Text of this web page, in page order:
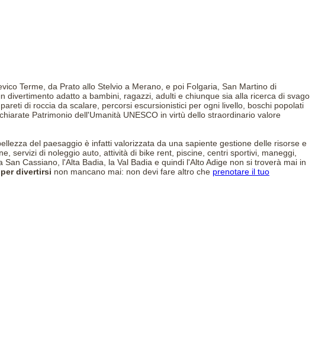
Terme, da Prato allo Stelvio a Merano, e poi Folgaria, San Martino di
adatto a bambini, ragazzi, adulti e chiunque sia alla ricerca di svago
di roccia da scalare, percorsi escursionistici per ogni livello, boschi popolati
Patrimonio dell'Umanità UNESCO in virtù dello straordinario valore
del paesaggio è infatti valorizzata da una sapiente gestione delle risorse e
servizi di noleggio auto, attività di bike rent, piscine, centri sportivi, maneggi,
Cassiano, l'Alta Badia, la Val Badia e quindi l'Alto Adige non si troverà mai in
divertirsi non mancano mai: non devi fare altro che prenotare il tuo